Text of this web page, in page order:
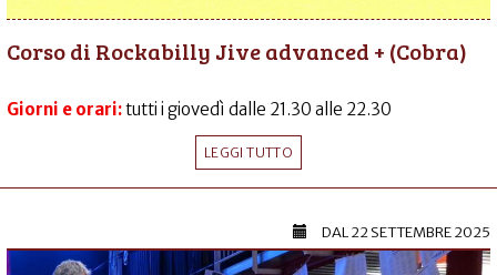
Corso di Rockabilly Jive advanced + (Cobra)
Giorni e orari:tutti i giovedì dalle 21.30 alle 22.30
LEGGI TUTTO
DAL22 SETTEMBRE 2025